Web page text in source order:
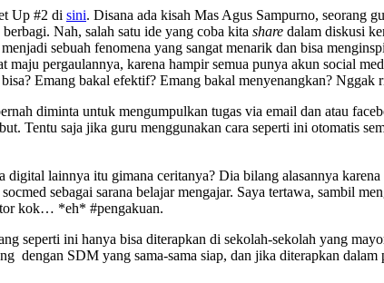
Up #2 di sini. Disana ada kisah Mas Agus Sampurno, seorang
Nah, salah satu ide yang coba kita share dalam diskusi
sebuah fenomena yang sangat menarik dan bisa
maju pergaulannya, karena hampir semua punya akun social
Emang bakal efektif? Emang bakal menyenangkan? Nggak
diminta untuk mengumpulkan tugas via email dan atau
Tentu saja jika guru menggunakan cara seperti ini otomatis
lainnya itu gimana ceritanya? Dia bilang alasannya
sebagai sarana belajar mengajar. Saya tertawa, sambil
kok… *eh* #pengakuan.
seperti ini hanya bisa diterapkan di sekolah-sekolah yang
dengan SDM yang sama-sama siap, dan jika diterapkan